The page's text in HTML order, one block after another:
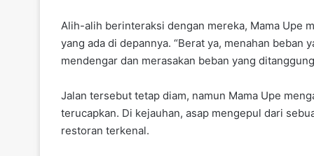
Alih-alih berinteraksi dengan mereka, Mama Upe
yang ada di depannya. “Berat ya, menahan beban
mendengar dan merasakan beban yang
Jalan tersebut tetap diam, namun Mama Upe
terucapkan. Di kejauhan, asap mengepul dari
restoran terkenal.